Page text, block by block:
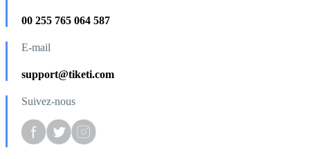
00 255 765 064 587
E-mail
support@tiketi.com
Suivez-nous